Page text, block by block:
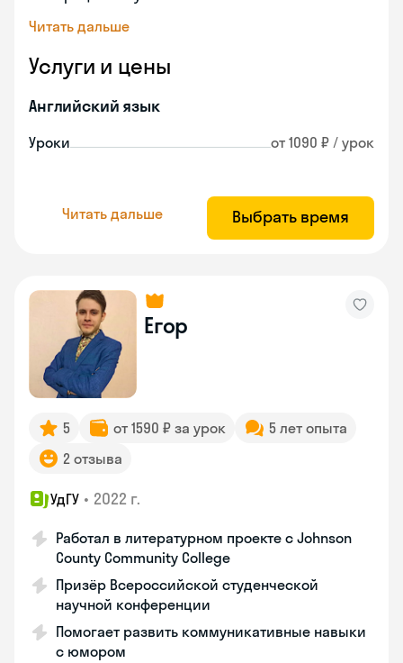
Читать дальше
Услуги и цены
Английский язык
Уроки от 1090 ₽ / урок
Читать дальше Выбрать время
Егор
5 от 1590 ₽ за урок
5 лет опыта
2 отзыва
УдГУ • 2022 г.
Работал в литературном проекте с Johnson
County Community College
Призёр Всероссийской студенческой
научной конференции
Помогает развить коммуникативные навыки
с юмором